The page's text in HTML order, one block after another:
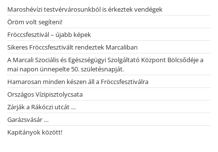
Maroshévízi testvérvárosunkból is érkeztek vendégek
Öröm volt segíteni!
Fröccsfesztivál – újabb képek
Sikeres Fröccsfesztivált rendeztek Marcaliban
A Marcali Szociális és Egészségügyi Szolgáltató Központ Bölcsődéje a
mai napon ünnepelte 50. születésnapját.
Hamarosan minden készen áll a Fröccsfesztiválra
Országos Vízipisztolycsata
Zárják a Rákóczi utcát …
Garázsvásár …
Kapitányok között!